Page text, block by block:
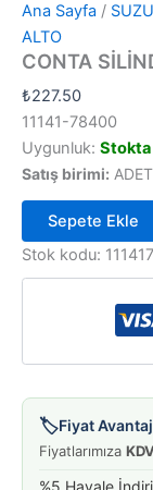
Ana Sayfa /
ALTO
CONTA
₺227.50
11141-78400
Uygunluk:
Satış birimi: ADET
CONTA
SİLİNDİR
K.
Sepete Ekle
Stok kodu:
🏷️Fiyat
Fiyatlarımıza
%5 Havale